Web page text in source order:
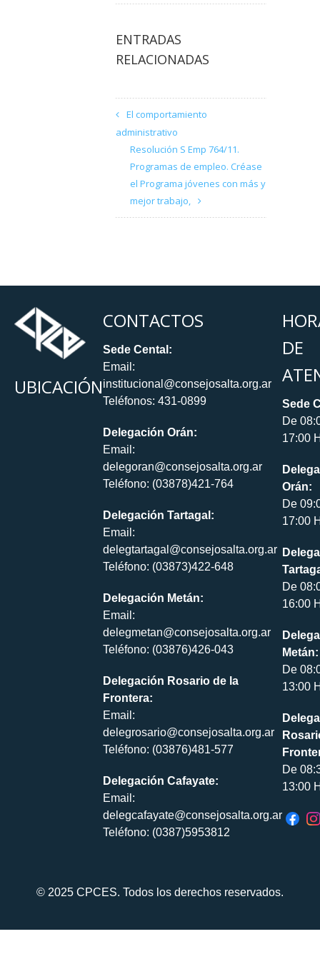
ENTRADAS
RELACIONADAS
El comportamiento
administrativo
Resolución S Emp 764/11.
Programas de empleo. Créase
el Programa jóvenes con más y
mejor trabajo,
UBICACIÓN
CONTACTOS
Sede Cental:
Email:
institucional@consejosalta.org.ar
Teléfonos: 431-0899
Delegación Orán:
Email:
delegoran@consejosalta.org.ar
Teléfono: (03878)421-764
Delegación Tartagal:
Email:
delegtartagal@consejosalta.org.ar
Teléfono: (03873)422-648
Delegación Metán:
Email:
delegmetan@consejosalta.org.ar
Teléfono: (03876)426-043
Delegación Rosario de la
Frontera:
Email:
delegrosario@consejosalta.org.ar
Teléfono: (03876)481-577
Delegación Cafayate:
Email:
delegcafayate@consejosalta.org.ar
Teléfono: (0387)5953812
DE
Sede
De
17:00
Orán:
De
17:00
De
16:00
Metán:
De
13:00
De
13:00
© 2025 CPCES. Todos los derechos reservados.